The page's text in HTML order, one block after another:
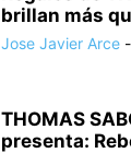
brillan más
Jose Javier Arce -
THOMAS
presenta: